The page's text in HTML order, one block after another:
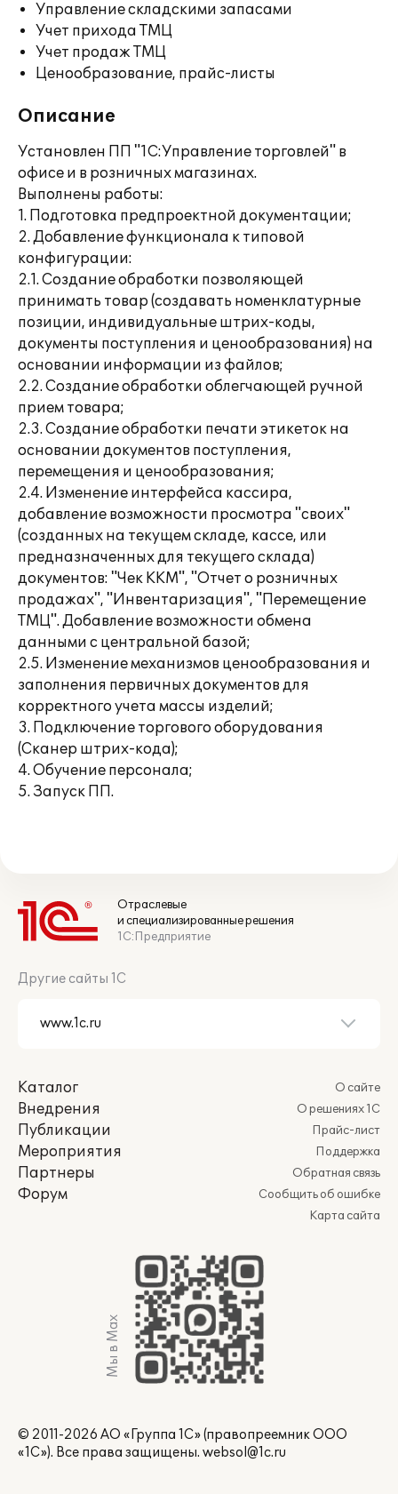
Управление складскими запасами
Учет прихода ТМЦ
Учет продаж ТМЦ
Ценообразование, прайс-листы
Описание
Установлен ПП "1С:Управление торговлей" в
офисе и в розничных магазинах.
Выполнены работы:
1. Подготовка предпроектной документации;
2. Добавление функционала к типовой
конфигурации:
2.1. Создание обработки позволяющей
принимать товар (создавать номенклатурные
позиции, индивидуальные штрих-коды,
документы поступления и ценообразования) на
основании информации из файлов;
2.2. Создание обработки облегчающей ручной
прием товара;
2.3. Создание обработки печати этикеток на
основании документов поступления,
перемещения и ценообразования;
2.4. Изменение интерфейса кассира,
добавление возможности просмотра "своих"
(созданных на текущем складе, кассе, или
предназначенных для текущего склада)
документов: "Чек ККМ", "Отчет о розничных
продажах", "Инвентаризация", "Перемещение
ТМЦ". Добавление возможности обмена
данными с центральной базой;
2.5. Изменение механизмов ценообразования и
заполнения первичных документов для
корректного учета массы изделий;
3. Подключение торгового оборудования
(Сканер штрих-кода);
4. Обучение персонала;
5. Запуск ПП.
Отраслевые
и специализированные решения
1С:Предприятие
Другие сайты 1С
Каталог
Внедрения
Публикации
Мероприятия
Партнеры
Форум
О сайте
О решениях 1С
Прайс-лист
Поддержка
Обратная связь
Сообщить об ошибке
Карта сайта
Мы в Max
© 2011-2026 АО «Группа 1С» (правопреемник ООО
«1С»). Все права защищены. websol@1c.ru